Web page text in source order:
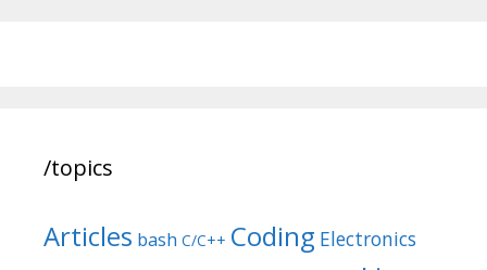
/topics
Articles bash C/C++ Coding Electronics